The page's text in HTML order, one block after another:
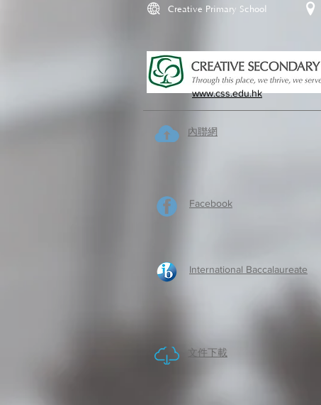
Creative Primary School
www.css.edu.hk
內聯網
Facebook
International Baccalaureate
​文件下載